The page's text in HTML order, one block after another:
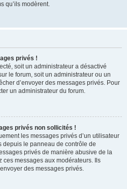
qu’ils modèrent.
privés !
soit un administrateur a désactivé
le forum, soit un administrateur ou un
d’envoyer des messages privés. Pour
un administrateur du forum.
privés non sollicités !
les messages privés d’un utilisateur
depuis le panneau de contrôle de
privés de manière abusive de la
ces messages aux modérateurs. Ils
des messages privés.